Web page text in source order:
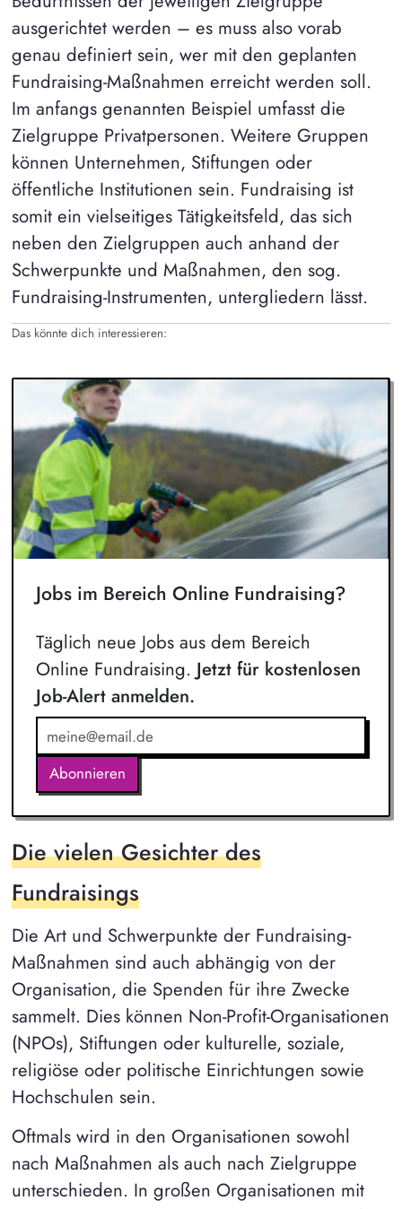
ausgerichtet werden – es muss also vorab
genau definiert sein, wer mit den geplanten
Fundraising-Maßnahmen erreicht werden soll.
Im anfangs genannten Beispiel umfasst die
Zielgruppe Privatpersonen. Weitere Gruppen
können Unternehmen, Stiftungen oder
öffentliche Institutionen sein. Fundraising ist
somit ein vielseitiges Tätigkeitsfeld, das sich
neben den Zielgruppen auch anhand der
Schwerpunkte und Maßnahmen, den sog.
Fundraising-Instrumenten, untergliedern lässt.
Das könnte dich interessieren:
Jobs im Bereich Online Fundraising?
Täglich neue Jobs aus dem Bereich
Online Fundraising. Jetzt für kostenlosen
Job-Alert anmelden.
Abonnieren
Die vielen Gesichter des
Fundraisings
Die Art und Schwerpunkte der Fundraising-
Maßnahmen sind auch abhängig von der
Organisation, die Spenden für ihre Zwecke
sammelt. Dies können Non-Profit-Organisationen
(NPOs), Stiftungen oder kulturelle, soziale,
religiöse oder politische Einrichtungen sowie
Hochschulen sein.
Oftmals wird in den Organisationen sowohl
nach Maßnahmen als auch nach Zielgruppe
unterschieden. In großen Organisationen mit